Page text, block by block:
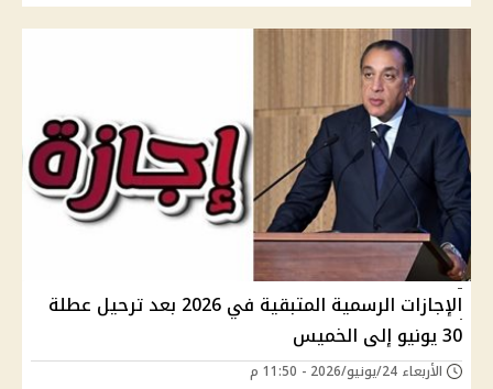
الإجازات الرسمية المتبقية في 2026 بعد ترحيل عطلة
30 يونيو إلى الخميس
الأربعاء 24/يونيو/2026 - 11:50 م